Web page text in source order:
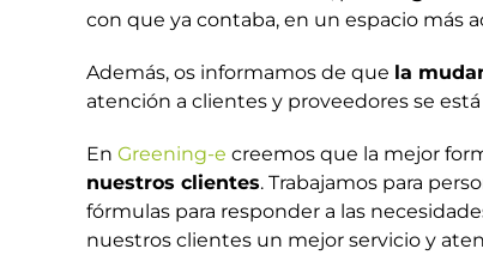
con que ya contaba, en un espacio más
Además, os informamos de que la
atención a clientes y proveedores se
En Greening-e creemos que la mejor
nuestros clientes. Trabajamos para
fórmulas para responder a las
nuestros clientes un mejor servicio y